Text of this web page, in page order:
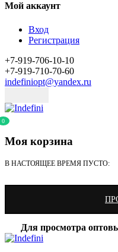
Мой аккаунт
Вход
Регистрация
+7-919-706-10-10
+7-919-710-70-60
indefiniopt@yandex.ru
0
Моя корзина
В НАСТОЯЩЕЕ ВРЕМЯ ПУСТО:
Для просмотра